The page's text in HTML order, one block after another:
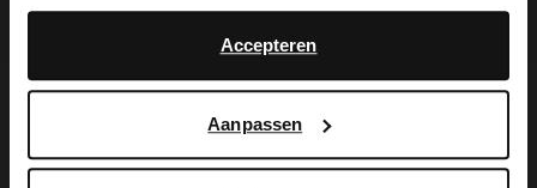
Accepteren
Aanpassen
Lieferung & Rücksendung
English